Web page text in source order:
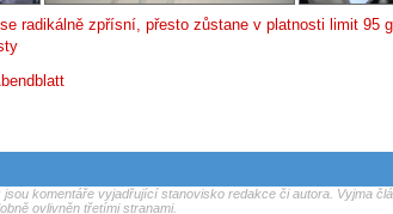
radikálně zpřísní, přesto zůstane v platnosti limit 95
komentáře vyjadřující stanovisko redakce či autora. Vyjma
ovlivněn třetími stranami.